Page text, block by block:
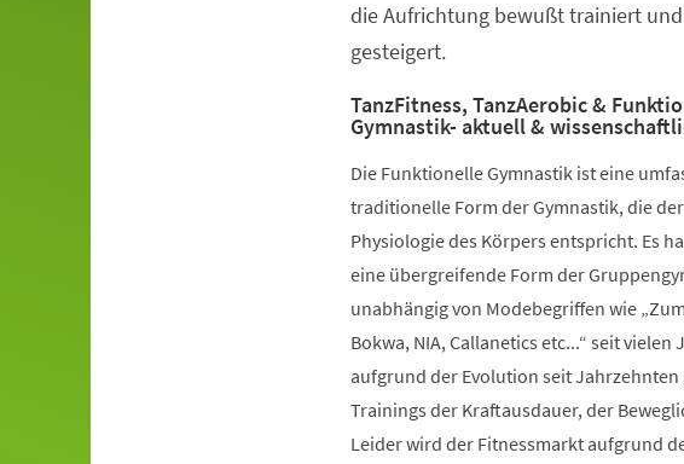
die Aufrichtung bewußt trainiert
gesteigert.
TanzFitness, TanzAerobic &
Gymnastik- aktuell &
Die Funktionelle Gymnastik ist eine
traditionelle Form der Gymnastik, die
Physiologie des Körpers entspricht. Es
eine übergreifende Form der
unabhängig von Modebegriffen wie
Bokwa, NIA, Callanetics etc...“ seit
aufgrund der Evolution seit
Trainings der Kraftausdauer, der
Leider wird der Fitnessmarkt aufgrund